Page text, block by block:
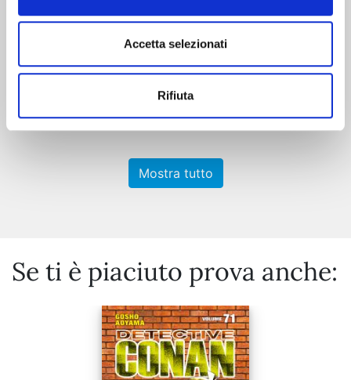
Accetta selezionati
Rifiuta
27/10/2026
Mostra tutto
Se ti è piaciuto prova anche: